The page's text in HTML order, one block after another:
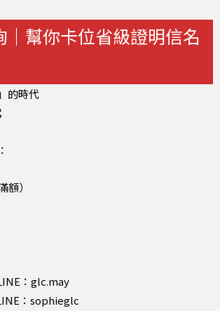
｜幫你卡位省級證明信名
的時代
）
：glc.may
：sophieglc